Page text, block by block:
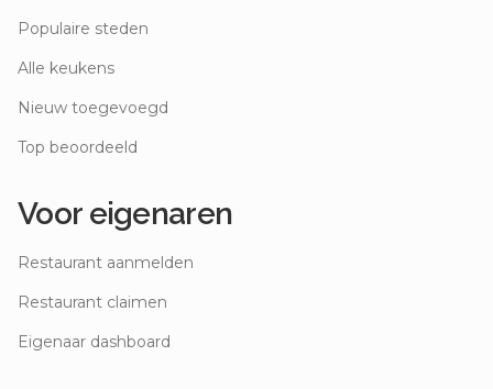
Populaire steden
Alle keukens
Nieuw toegevoegd
Top beoordeeld
Voor eigenaren
Restaurant aanmelden
Restaurant claimen
Eigenaar dashboard